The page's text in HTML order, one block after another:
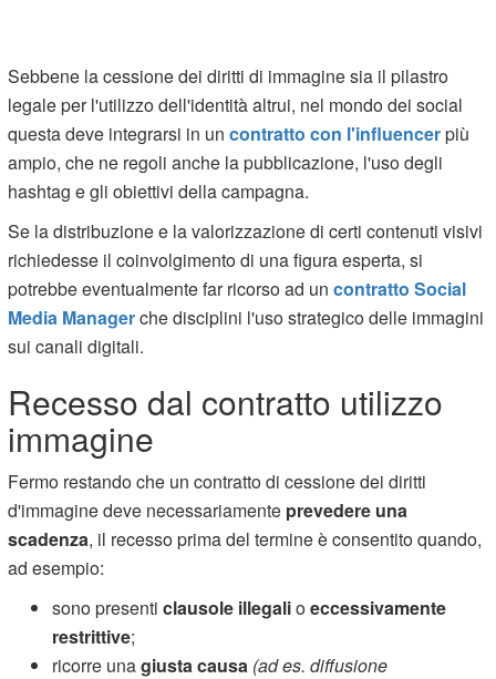
Sebbene la cessione dei diritti di immagine sia il pilastro
legale per l'utilizzo dell'identità altrui, nel mondo dei social
questa deve integrarsi in uncontratto con l'influencerpiù
ampio, che ne regoli anche la pubblicazione, l'uso degli
hashtag e gli obiettivi della campagna.
Se la distribuzione e la valorizzazione di certi contenuti visivi
richiedesse il coinvolgimento di una figura esperta, si
potrebbe eventualmente far ricorso ad uncontratto Social
Media Managerche disciplini l'uso strategico delle immagini
sui canali digitali.
Recesso dal contratto utilizzo
immagine
Fermo restando che un contratto di cessione dei diritti
d'immagine deve necessariamente prevedere una
scadenza, il recesso prima del termine è consentito quando,
ad esempio:
sono presenticlausole illegalioeccessivamente
restrittive;
ricorre unagiusta causa (ad es. diffusione